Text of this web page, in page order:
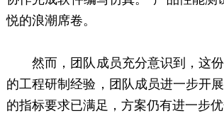
悦的浪潮席卷。
然而，团队成员充分意识到，这份
的工程研制经验，团队成员进一步开
的指标要求已满足，方案仍有进一步优